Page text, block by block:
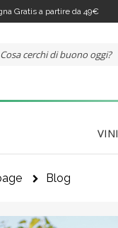
Gratis a partire da 49€
VINI
Blog